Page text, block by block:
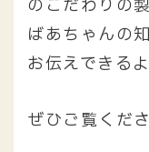
のこだわりの
ばあちゃんの
お伝えできる
ぜひご覧くださ